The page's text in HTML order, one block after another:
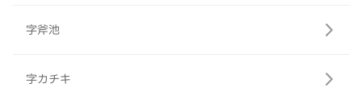
字斧池
字カチキ